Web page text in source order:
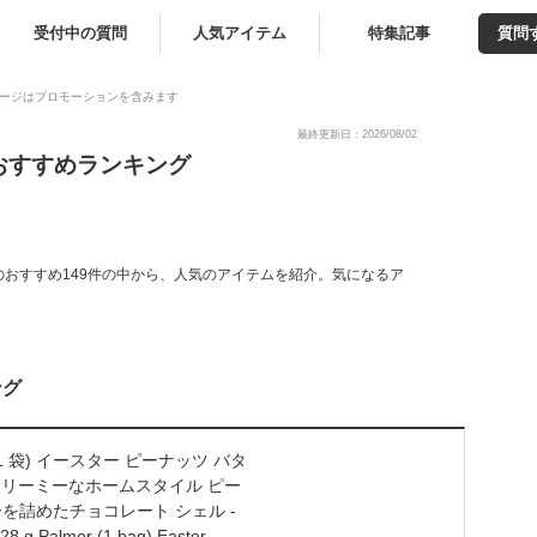
受付中の質問 人気アイテム 特集記事 質問
ジはプロモーションを含みます
最終更新日：2026/08/02
すすめランキング
すすめ149件の中から、人気のアイテムを紹介。気になるア